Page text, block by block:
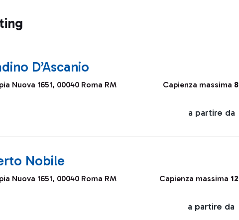
D’Ascanio
Nuova 1651, 00040 Roma RM Capienza massima 8
a partire da
Nobile
Nuova 1651, 00040 Roma RM Capienza massima 12
a partire da